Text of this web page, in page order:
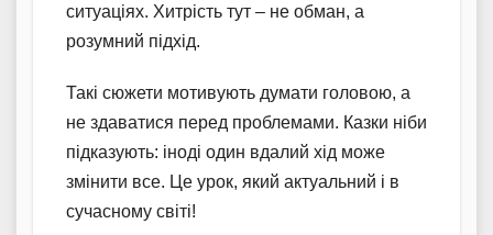
ситуаціях. Хитрість тут – не обман, а
розумний підхід.
Такі сюжети мотивують думати головою, а
не здаватися перед проблемами. Казки ніби
підказують: іноді один вдалий хід може
змінити все. Це урок, який актуальний і в
сучасному світі!